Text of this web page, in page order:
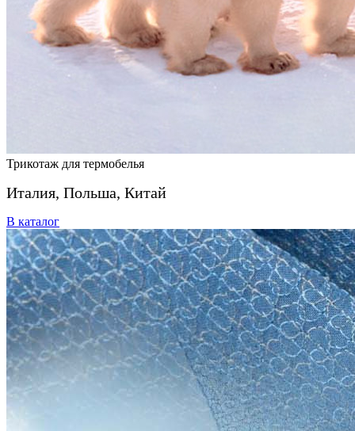
Трикотаж для термобелья
Италия, Польша, Китай
В каталог